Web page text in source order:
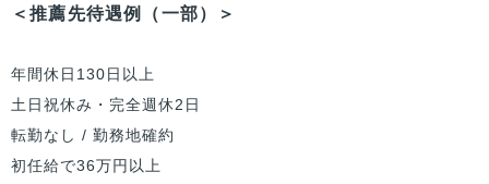
＜推薦先待遇例（一部）＞
年間休日130日以上
土日祝休み・完全週休2日
転勤なし / 勤務地確約
初任給で36万円以上